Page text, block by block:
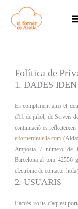
contingut
Política de
1. DADES
En compliment amb el
d'11 de juliol, de Serveis
continuació es
elfornerdealella.com
Amposta 7 número de
Barcelona al tom 42556
electrònic de contacte:
2. USUARIS
L'accés i/o ús d'aquest